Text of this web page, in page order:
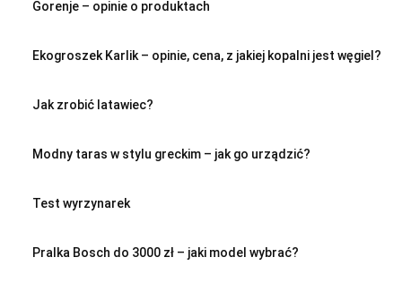
Gorenje – opinie o produktach
Ekogroszek Karlik – opinie, cena, z jakiej kopalni jest węgiel?
Jak zrobić latawiec?
Modny taras w stylu greckim – jak go urządzić?
Test wyrzynarek
Pralka Bosch do 3000 zł – jaki model wybrać?